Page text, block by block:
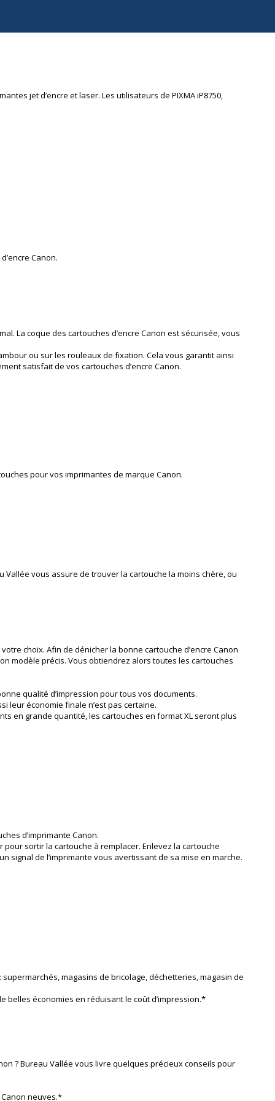
jet d’encre et laser. Les utilisateurs de PIXMA iP8750,
Canon.
La coque des cartouches d’encre Canon est sécurisée, vous
ou sur les rouleaux de fixation. Cela vous garantit ainsi
satisfait de vos cartouches d’encre Canon.
pour vos imprimantes de marque Canon.
vous assure de trouver la cartouche la moins chère, ou
choix. Afin de dénicher la bonne cartouche d’encre Canon
modèle précis. Vous obtiendrez alors toutes les cartouches
qualité d’impression pour tous vos documents.
leur économie finale n’est pas certaine.
en grande quantité, les cartouches en format XL seront plus
d’imprimante Canon.
sortir la cartouche à remplacer. Enlevez la cartouche
signal de l’imprimante vous avertissant de sa mise en marche.
magasins de bricolage, déchetteries, magasin de
belles économies en réduisant le coût d’impression.*
? Bureau Vallée vous livre quelques précieux conseils pour
neuves.*